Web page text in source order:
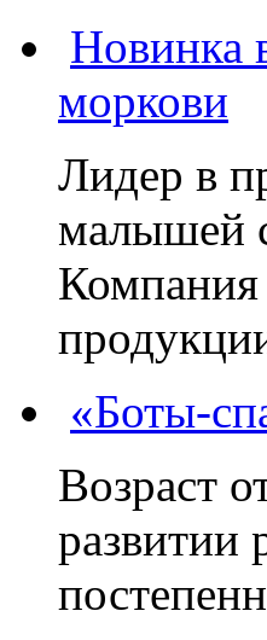
Новинка
моркови
Лидер в
малышей
Компания
«Боты-
Возраст
развитии